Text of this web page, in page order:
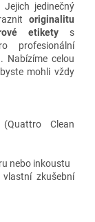
Jejich jedinečný
originalitu
etiketys
profesionální
. Nabízíme celou
mohli vždy
(Quattro Clean
nebo inkoustu
zkušební